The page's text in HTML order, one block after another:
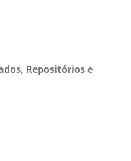
Repositórios e